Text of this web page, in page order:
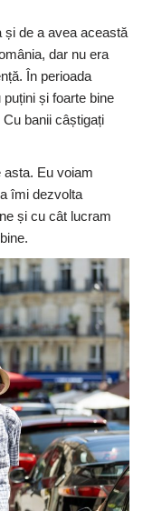
și de a avea această
dar nu era
În perioada
și foarte bine
banii câștigați
asta. Eu voiam
îmi dezvolta
și cu cât lucram